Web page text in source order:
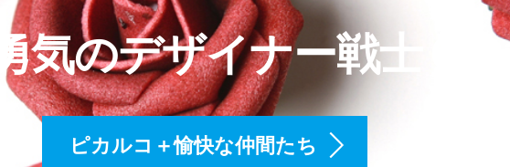
気のデザイナー戦士ＧＯ
ピカルコ＋愉快な仲間たち